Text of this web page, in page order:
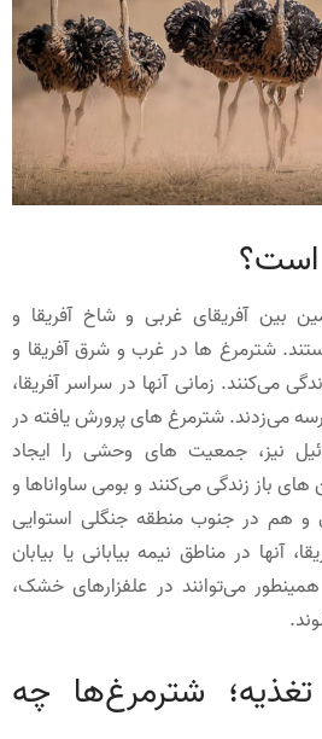
است؟
بین آفریقای غربی و شاخ آفریقا و
شترمرغ ها در غرب و شرق آفریقا و
می‌کنند. زمانی آنها در سراسر آفریقا،
می‌زدند. شترمرغ های پرورش یافته در
نیز، جمعیت های وحشی را ایجاد
های باز زندگی می‌کنند و بومی ساواناها و
و هم در جنوب منطقه جنگلی استوایی
آنها در مناطق نیمه بیابانی یا بیابان
می‌توانند در علفزارهای خشک،
شترمرغ‌ها چه